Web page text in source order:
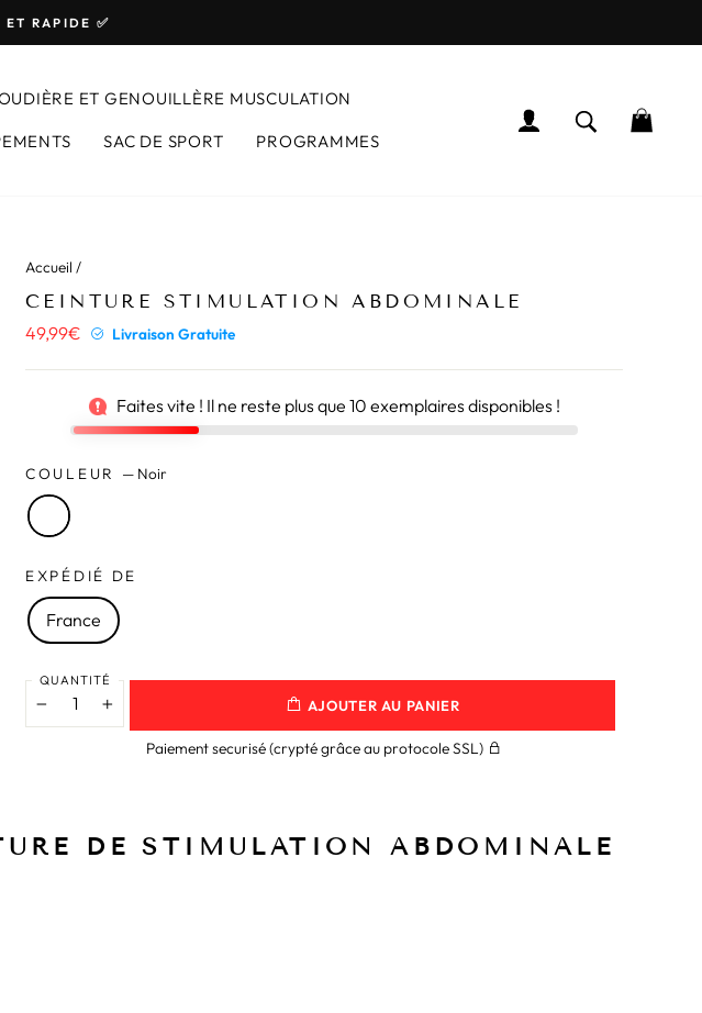
ET RAPIDE ✅
ET GENOUILLÈRE MUSCULATION
SAC DE SPORT PROGRAMMES
SE CONNECTER
Accueil /
CEINTURE STIMULATION ABDOMINALE
49,99€ PrixLivraison Gratuite
Faites vite ! Il ne reste plus que 10 exemplaires disponibles !
COULEUR — Noir
EXPÉDIÉ DE
France
QUANTITÉ
AJOUTER AU PANIER
Paiement securisé (crypté grâce au protocole SSL)
DE STIMULATION ABDOMINALE